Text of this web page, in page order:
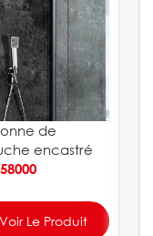
de
encastré
IMEX
58000
Voir Le Produit